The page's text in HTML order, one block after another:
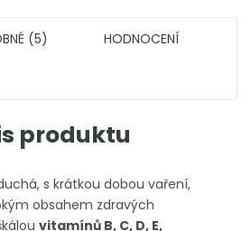
(5) HODNOCENÍ
produktu
s krátkou dobou vaření,
obsahem zdravých
vitamínů B, C, D, E,